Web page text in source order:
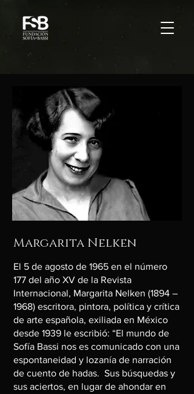
Margarita Nelken
El 5 de agosto de 1965 en el número
177 del año XV de la Revista
Internacional, Margarita Nelken (1894 –
1968) escritora, pintora, política y crítica
de arte española, exiliada en México
desde 1939 le escribió: “El mundo de
Sofía Bassi nos es comunicado con una
espontaneidad y lozanía de narración
de cuento de hadas. Sus búsquedas y
sus aciertos, en lugar de ahondar en